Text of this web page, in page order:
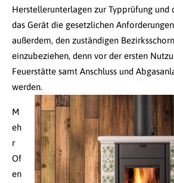
Herstellerunterlagen zur Typprüfung und
das Gerät die gesetzlichen
außerdem, den zuständigen
einzubeziehen, denn vor der ersten
Feuerstätte samt Anschluss und
werden.
M
eh
r
Of
en